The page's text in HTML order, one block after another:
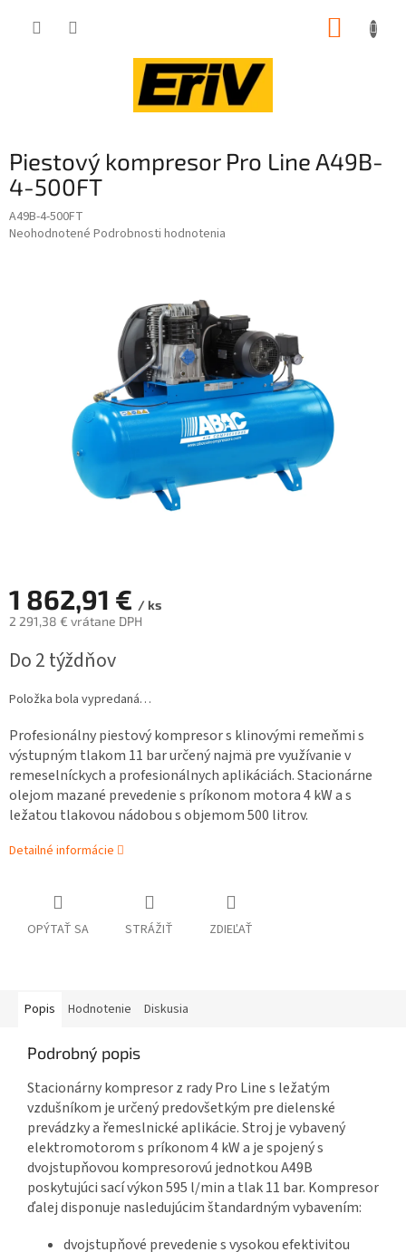
Piestový kompresor Pro Line A49B-
4-500FT
A49B-4-500FT
Priemerné
Neohodnotené Podrobnosti hodnotenia
1 862,91 € / ks
2 291,38 € vrátane DPH
cena:
Do 2 týždňov
Položka bola vypredaná…
Profesionálny piestový kompresor s klinovými remeňmi s
výstupným tlakom 11 bar určený najmä pre využívanie v
remeselníckych a profesionálnych aplikáciách. Stacionárne
olejom mazané prevedenie s príkonom motora 4 kW a s
ležatou tlakovou nádobou s objemom 500 litrov.
Detailné informácie
OPÝTAŤ SA STRÁŽIŤ ZDIEĽAŤ
Popis Hodnotenie Diskusia
Podrobný popis
Stacionárny kompresor z rady Pro Line s ležatým
vzdušníkom je určený predovšetkým pre dielenské
prevádzky a řemeslnické aplikácie. Stroj je vybavený
elektromotorom s príkonom 4 kW a je spojený s
dvojstupňovou kompresorovú jednotkou A49B
poskytujúci sací výkon 595 l/min a tlak 11 bar. Kompresor
ďalej disponuje nasledujúcim štandardným vybavením:
dvojstupňové prevedenie s vysokou efektivitou